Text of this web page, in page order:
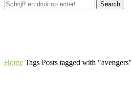
Search
Home Tags Posts tagged with "avengers"